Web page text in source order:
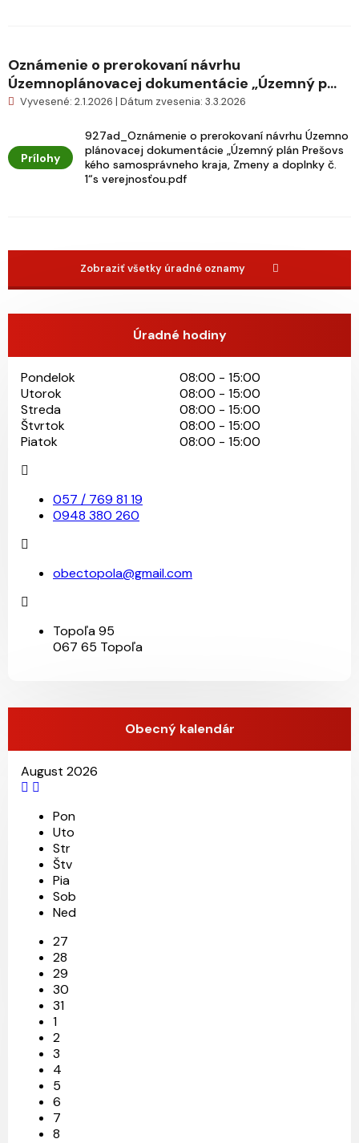
Oznámenie o prerokovaní návrhu
Územnoplánovacej dokumentácie „Územný p...
Vyvesené: 2.1.2026 | Dátum zvesenia: 3.3.2026
Prílohy
927ad_Oznámenie o prerokovaní návrhu Územno
plánovacej dokumentácie „Územný plán Prešovs
kého samosprávneho kraja, Zmeny a doplnky č.
1“s verejnosťou.pdf
Zobraziť všetky úradné oznamy
Úradné hodiny
Pondelok
08:00 - 15:00
Utorok
08:00 - 15:00
Streda
08:00 - 15:00
Štvrtok
08:00 - 15:00
Piatok
08:00 - 15:00
057 / 769 81 19
0948 380 260
obectopola@gmail.com
Topoľa 95
067 65 Topoľa
Obecný kalendár
August 2026
Pon
Uto
Str
Štv
Pia
Sob
Ned
27
28
29
30
31
1
2
3
4
5
6
7
8